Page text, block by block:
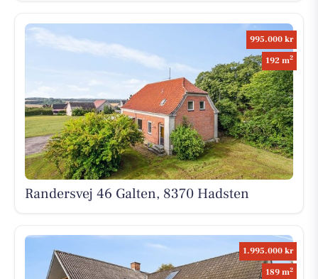
995.000 kr
192 m2
Randersvej 46 Galten, 8370 Hadsten
1.995.000 kr
189 m2